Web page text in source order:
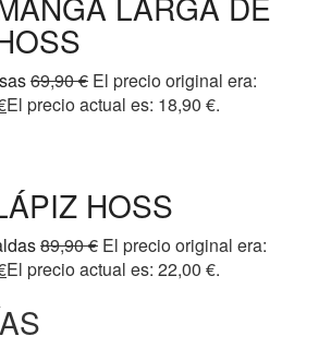
69,90€ El precio original era:
El precio actual es: 18,90 €.
HOSS
89,90€ El precio original era:
El precio actual es: 22,00 €.